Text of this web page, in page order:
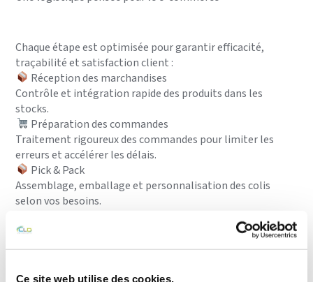
Ce site web utilise des cookies.
Chaque étape est optimisée pour garantir efficacité,
traçabilité et satisfaction client :
Réception des marchandises
Contrôle et intégration rapide des produits dans les
stocks.
Préparation des commandes
Traitement rigoureux des commandes pour limiter les
erreurs et accélérer les délais.
Pick & Pack
Assemblage, emballage et personnalisation des colis
selon vos besoins.
Connexion avec des transporteurs sélectionnés pour
assurer des livraisons rapides et fiables.